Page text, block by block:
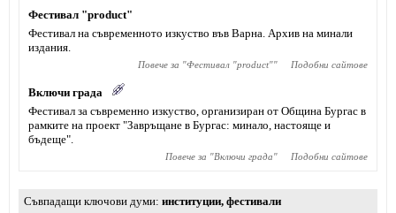
Фестивал "product"
Фестивал на съвременното изкуство във Варна. Архив на минали
издания.
Повече за "Фестивал "product"" Подобни сайтове
Включи града
Фестивал за съвременно изкуство, организиран от Община Бургас в
рамките на проект "Завръщане в Бургас: минало, настояще и
бъдеще".
Повече за "Включи града" Подобни сайтове
Съвпадащи ключови думи институции, фестивали